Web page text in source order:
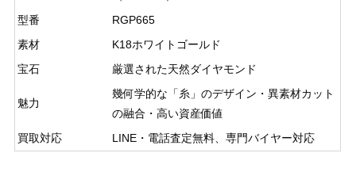
型番
RGP665
素材
K18ホワイトゴールド
宝石
厳選された天然ダイヤモンド
魅力
幾何学的な「糸」のデザイン・異素材カット
の融合・高い資産価値
買取対応
LINE・電話査定無料、専門バイヤー対応